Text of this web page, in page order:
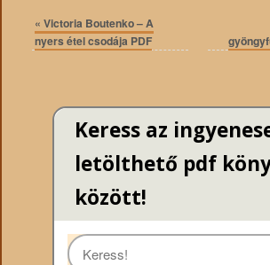
« Victoria Boutenko – A
nyers étel csodája PDF
Keress az
letölthető pdf
között!